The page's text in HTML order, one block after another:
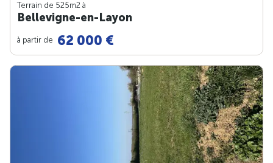
Terrain de 525m2 à
Bellevigne-en-Layon
à partir de 62 000 €